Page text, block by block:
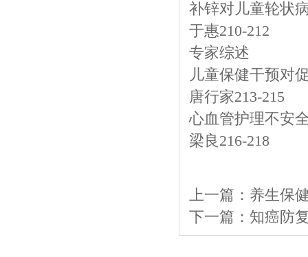
补锌对儿童轮状
于惠210-212
专家综述
儿童保健干预对
唐行家213-215
心血管护理不安
梁良216-218
上一篇： 养生保
下一篇： 知癌防